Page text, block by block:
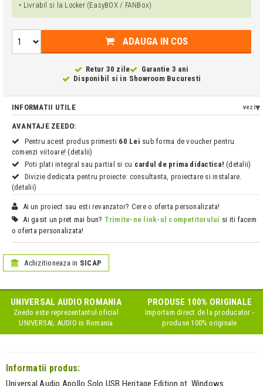
• Livrabil si la Locker (EasyBOX / FANBox)
ADAUGA IN COS
Retur 30 zile
Garantie 3 ani
Disponibil si in Showroom Bucuresti
INFORMATII UTILE vezi
AVANTAJE ZEEDO:
Pentru acest produs primesti 60 Lei sub forma de voucher pentru
comenzi viitoare! (detalii)
Poti plati integral sau partial si cu cardul de prima didactica! (detalii)
Divizie dedicata pentru proiecte: consultanta, proiectare si instalare.
(detalii)
Ai un proiect sau esti revanzator? Cere o oferta personalizata!
Ai gasit un pret mai bun? Trimite-ne link-ul competitorului si iti facem
o oferta personalizata!
Achizitioneaza in SICAP
UNIVERSAL AUDIO ROMANIA
Zeedo este reprezentantul oficial
UNIVERSAL AUDIO in Romania
PRODUSE 100% ORIGINALE
Importam direct de la producator -
produse 100% originale
Informatii produs:
Universal Audio Apollo Solo USB Heritage Edition pt. Windows